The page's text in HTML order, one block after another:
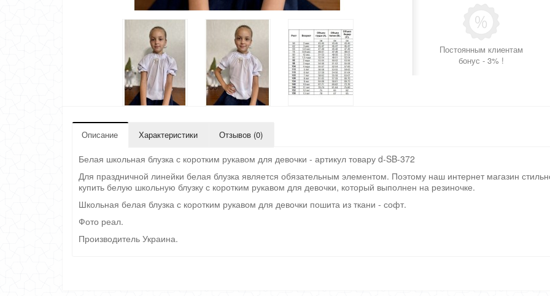
Постоянным клиентам
бонус - 3% !
Описание Характеристики Отзывов (0)
Белая школьная блузка с коротким рукавом для девочки - артикул товару d-SB-372
Для праздничной линейки белая блузка является обязательным элементом. Поэтому наш интернет магазин
купить белую школьную блузку с коротким рукавом для девочки, который выполнен на резиночке.
Школьная белая блузка с коротким рукавом для девочки пошита из ткани - софт.
Фото реал.
Производитель Украина.